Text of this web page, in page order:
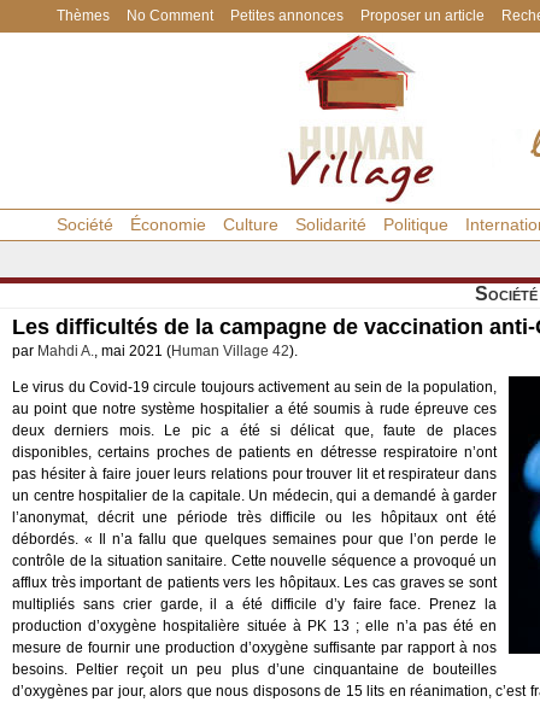
Thèmes No Comment Petites annonces Proposer un article
Société Économie Culture Solidarité Politique
Société
Les difficultés de la campagne de vaccination anti-
par Mahdi A., mai 2021 (Human Village 42).
Le virus du Covid-19 circule toujours activement au sein de la population,
au point que notre système hospitalier a été soumis à rude épreuve ces
deux derniers mois. Le pic a été si délicat que, faute de places
disponibles, certains proches de patients en détresse respiratoire n’ont
pas hésiter à faire jouer leurs relations pour trouver lit et respirateur dans
un centre hospitalier de la capitale. Un médecin, qui a demandé à garder
l’anonymat, décrit une période très difficile ou les hôpitaux ont été
débordés. « Il n’a fallu que quelques semaines pour que l’on perde le
contrôle de la situation sanitaire. Cette nouvelle séquence a provoqué un
afflux très important de patients vers les hôpitaux. Les cas graves se sont
multipliés sans crier garde, il a été difficile d’y faire face. Prenez la
production d’oxygène hospitalière située à PK 13 ; elle n’a pas été en
mesure de fournir une production d’oxygène suffisante par rapport à nos
besoins. Peltier reçoit un peu plus d’une cinquantaine de bouteilles
d’oxygènes par jour, alors que nous disposons de 15 lits en réanimation, c’est